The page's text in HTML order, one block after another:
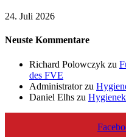
24. Juli 2026
Neuste Kommentare
Richard Polowczyk zu
des FVE
Administratorzu
Daniel Elhs zu